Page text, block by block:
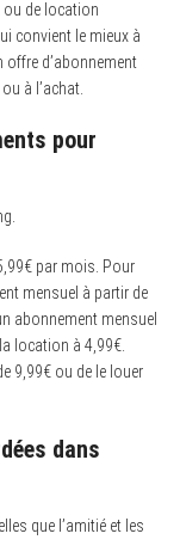
de location
convient le mieux à
offre d’abonnement
à l’achat.
pour
par mois. Pour
mensuel à partir de
abonnement mensuel
location à 4,99€.
9,99€ ou de le louer
dans
que l’amitié et les